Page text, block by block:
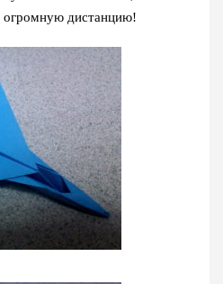
огромную дистанцию!